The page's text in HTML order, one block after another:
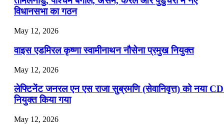
विधानसभा का गठन
May 12, 2026
वाइस एडमिरल कृष्णा स्वामीनाथन नौसेना प्रमुख नियुक्त
May 12, 2026
लेफ्टिनेंट जनरल एन एस राजा सुब्रमणि (सेवानिवृत्त) को नया
नियुक्त किया गया
May 12, 2026